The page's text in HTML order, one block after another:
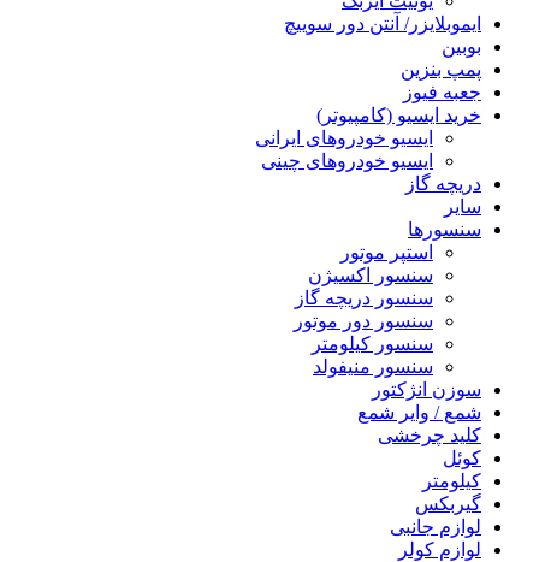
ایموبلایزر/ آنتن دور سوییچ
بوبین
پمپ بنزین
جعبه فیوز
خرید ایسیو (کامپیوتر)
ایسیو خودروهای ایرانی
ایسیو خودروهای چینی
دریچه گاز
سایر
سنسورها
استپر موتور
سنسور اکسیژن
سنسور دریچه گاز
سنسور دور موتور
سنسور کیلومتر
سنسور منیفولد
سوزن انژکتور
شمع / وایر شمع
کلید چرخشی
کوئل
کیلومتر
گیربکس
لوازم جانبی
لوازم کولر